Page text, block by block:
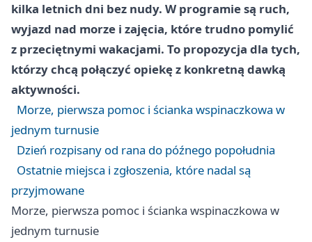
kilka letnich dni bez nudy. W programie są ruch,
wyjazd nad morze i zajęcia, które trudno pomylić
z przeciętnymi wakacjami. To propozycja dla tych,
którzy chcą połączyć opiekę z konkretną dawką
aktywności.
Morze, pierwsza pomoc i ścianka wspinaczkowa w
jednym turnusie
Dzień rozpisany od rana do późnego popołudnia
Ostatnie miejsca i zgłoszenia, które nadal są
przyjmowane
Morze, pierwsza pomoc i ścianka wspinaczkowa w
jednym turnusie